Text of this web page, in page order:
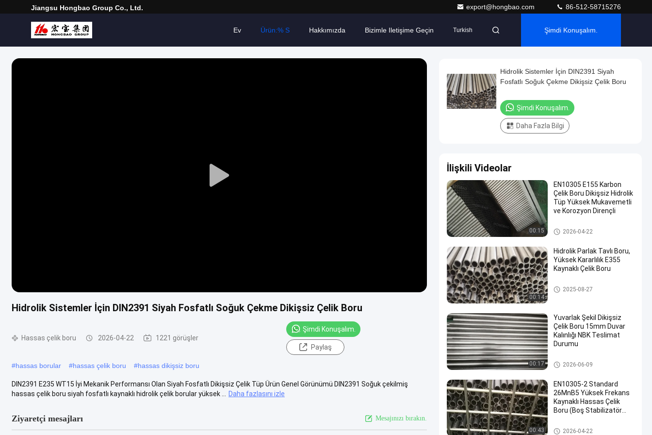
Jiangsu Hongbao Group Co., Ltd. export@hongbao.com 86-512-58715276
Ev Ürün:% S Hakkımızda Bizimle Iletişime Geçin Turkish Şimdi Konuşalım.
Play
Hidrolik Sistemler İçin DIN2391 Siyah Fosfatlı Soğuk Çekme Dikişsiz Çelik Boru
Hassas çelik boru 2026-04-22 1221 görüşler
Şimdi Konuşalım.
Paylaş
#hassas borular #hassas çelik boru #hassas dikişsiz boru
DIN2391 E235 WT15 İyi Mekanik Performansı Olan Siyah Fosfatlı Dikişsiz Çelik Tüp Ürün Genel Görünümü DIN2391 Soğuk çekilmiş
hassas çelik boru siyah fosfatlı kaynaklı hidrolik çelik borular yüksek ...
Daha fazlasını izle
Ziyaretçi mesajları Mesajınızı bırakın.
Hidrolik Sistemler İçin DIN2391 Siyah
Fosfatlı Soğuk Çekme Dikişsiz Çelik Boru
Şimdi Konuşalım.
Daha Fazla Bilgi
İlişkili Videolar
00:15
EN10305 E155 Karbon
Çelik Boru Dikişsiz Hidrolik
Tüp Yüksek Mukavemetli
ve Korozyon Dirençli
Hassas çelik boru
2026-04-22
00:14
Hidrolik Parlak Tavlı Boru,
Yüksek Kararlılık E355
Kaynaklı Çelik Boru
parlak tavlanmış tüp
2025-08-27
00:17
Yuvarlak Şekil Dikişsiz
Çelik Boru 15mm Duvar
Kalınlığı NBK Teslimat
Durumu
hassas dikişsiz çelik borular
2026-06-09
00:43
EN10305-2 Standard
26MnB5 Yüksek Frekans
Kaynaklı Hassas Çelik
Boru (Boş Stabilizatör
Kaynaklı Çelik Boru
2026-04-22